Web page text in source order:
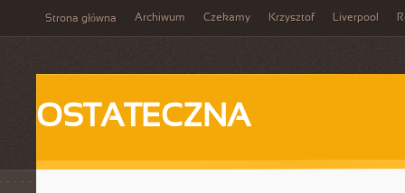
Strona główna Archiwum Czekamy Krzysztof Liverpool
OSTATECZNA